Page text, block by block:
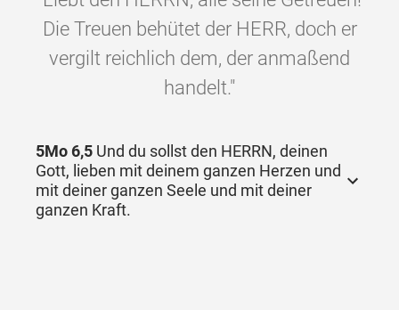
Die Treuen behütet der HERR, doch er
vergilt reichlich dem, der anmaßend
handelt."
5Mo 6,5 Und du sollst den HERRN, deinen
Gott, lieben mit deinem ganzen Herzen und
mit deiner ganzen Seele und mit deiner
ganzen Kraft.